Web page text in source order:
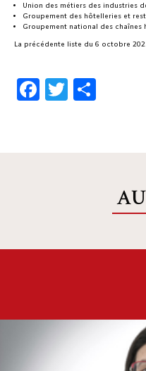
Union des métiers des industries
Groupement des hôtelleries et
Groupement national des chaînes
La précédente liste du 6 octobre
Facebook
Twitter